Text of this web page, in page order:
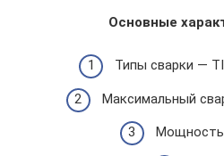
Основные
Типы сварки —
Максимальный
Мощность